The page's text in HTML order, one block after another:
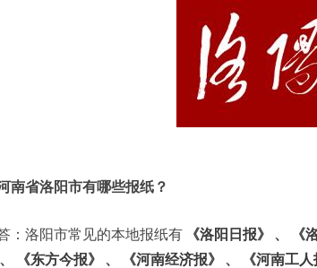
南省洛阳市有哪些报纸？
：洛阳市常见的本地报纸有 《洛阳日报》 、 《
、 《东方今报》 、 《河南经济报》 、 《河南工人